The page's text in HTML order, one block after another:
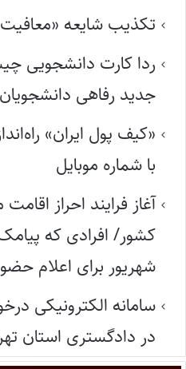
تکذیب شایعه «معافیت
ردا کارت دانشجویی
جدید رفاهی دانشجویان از
«کیف پول ایران»
با شماره موبایل
آغاز فرایند احراز
کشور/ افرادی که
شهریور برای اعلام
سامانه الکترونیکی
در دادگستری استان